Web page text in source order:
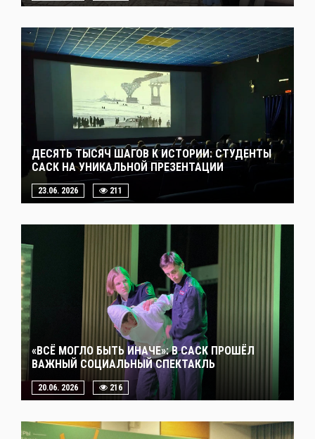
ДЕСЯТЬ ТЫСЯЧ ШАГОВ К ИСТОРИИ: СТУДЕНТЫ
САСК НА УНИКАЛЬНОЙ ПРЕЗЕНТАЦИИ
23.06. 2026 211
«ВСЁ МОГЛО БЫТЬ ИНАЧЕ»: В САСК ПРОШЁЛ
ВАЖНЫЙ СОЦИАЛЬНЫЙ СПЕКТАКЛЬ
20.06. 2026 216